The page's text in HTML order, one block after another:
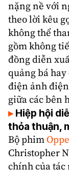
nặng nề với
theo lời kêu
không thể
gồm không
đồng diễn
quảng bá
điện ảnh
giữa các bên
Hiệp hội
thỏa thuận,
Bộ phim
Christopher
chính của tác